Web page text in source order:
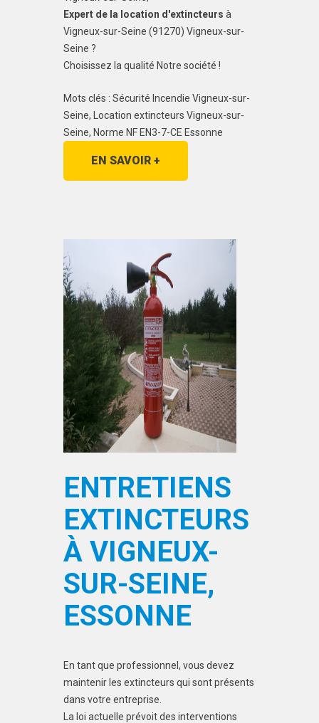
Expert de la location d'extincteurs à
Vigneux-sur-Seine (91270) Vigneux-sur-
Seine ?
Choisissez la qualité Notre société !
Mots clés : Sécurité Incendie Vigneux-sur-
Seine, Location extincteurs Vigneux-sur-
Seine, Norme NF EN3-7-CE Essonne
EN SAVOIR +
ENTRETIENS
EXTINCTEURS
À VIGNEUX-
SUR-SEINE,
ESSONNE
En tant que professionnel, vous devez
maintenir les extincteurs qui sont présents
dans votre entreprise.
La loi actuelle prévoit des interventions